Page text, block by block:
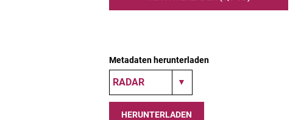
Metadaten herunterladen
HERUNTERLADEN